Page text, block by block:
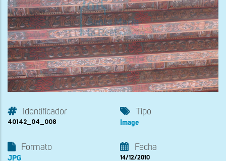
Identificador
40142_04_008
Tipo
Image
Formato
JPG
Fecha
14/12/2010